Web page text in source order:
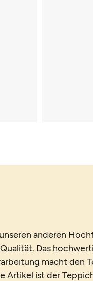
anderen
Das
macht den
Artikel ist der